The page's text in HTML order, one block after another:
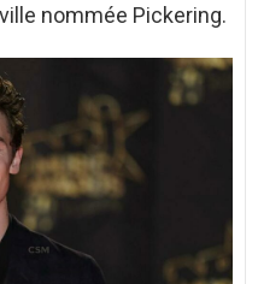
nommée Pickering.